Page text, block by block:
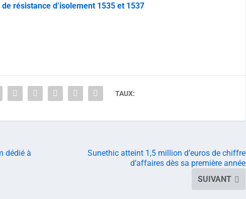
résistance d’isolement 1535 et 1537
TAUX:
dédié à
Sunethic atteint 1,5 million d’euros de chiffre
d’affaires dès sa première année
SUIVANT